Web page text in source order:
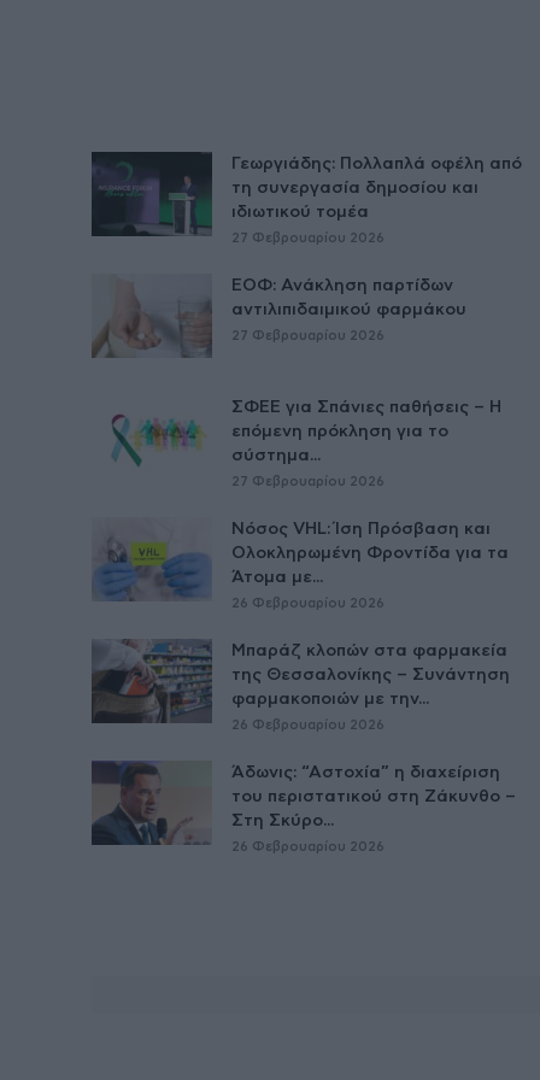
Γεωργιάδης: Πολλαπλά οφέλη από
τη συνεργασία δημοσίου και
ιδιωτικού τομέα
27 Φεβρουαρίου 2026
ΕΟΦ: Ανάκληση παρτίδων
αντιλιπιδαιμικού φαρμάκου
27 Φεβρουαρίου 2026
ΣΦΕΕ για Σπάνιες παθήσεις – Η
επόμενη πρόκληση για το
σύστημα...
27 Φεβρουαρίου 2026
Νόσος VHL: Ίση Πρόσβαση και
Ολοκληρωμένη Φροντίδα για τα
Άτομα με...
26 Φεβρουαρίου 2026
Μπαράζ κλοπών στα φαρμακεία
της Θεσσαλονίκης – Συνάντηση
φαρμακοποιών με την...
26 Φεβρουαρίου 2026
Άδωνις: “Αστοχία” η διαχείριση
του περιστατικού στη Ζάκυνθο –
Στη Σκύρο...
26 Φεβρουαρίου 2026